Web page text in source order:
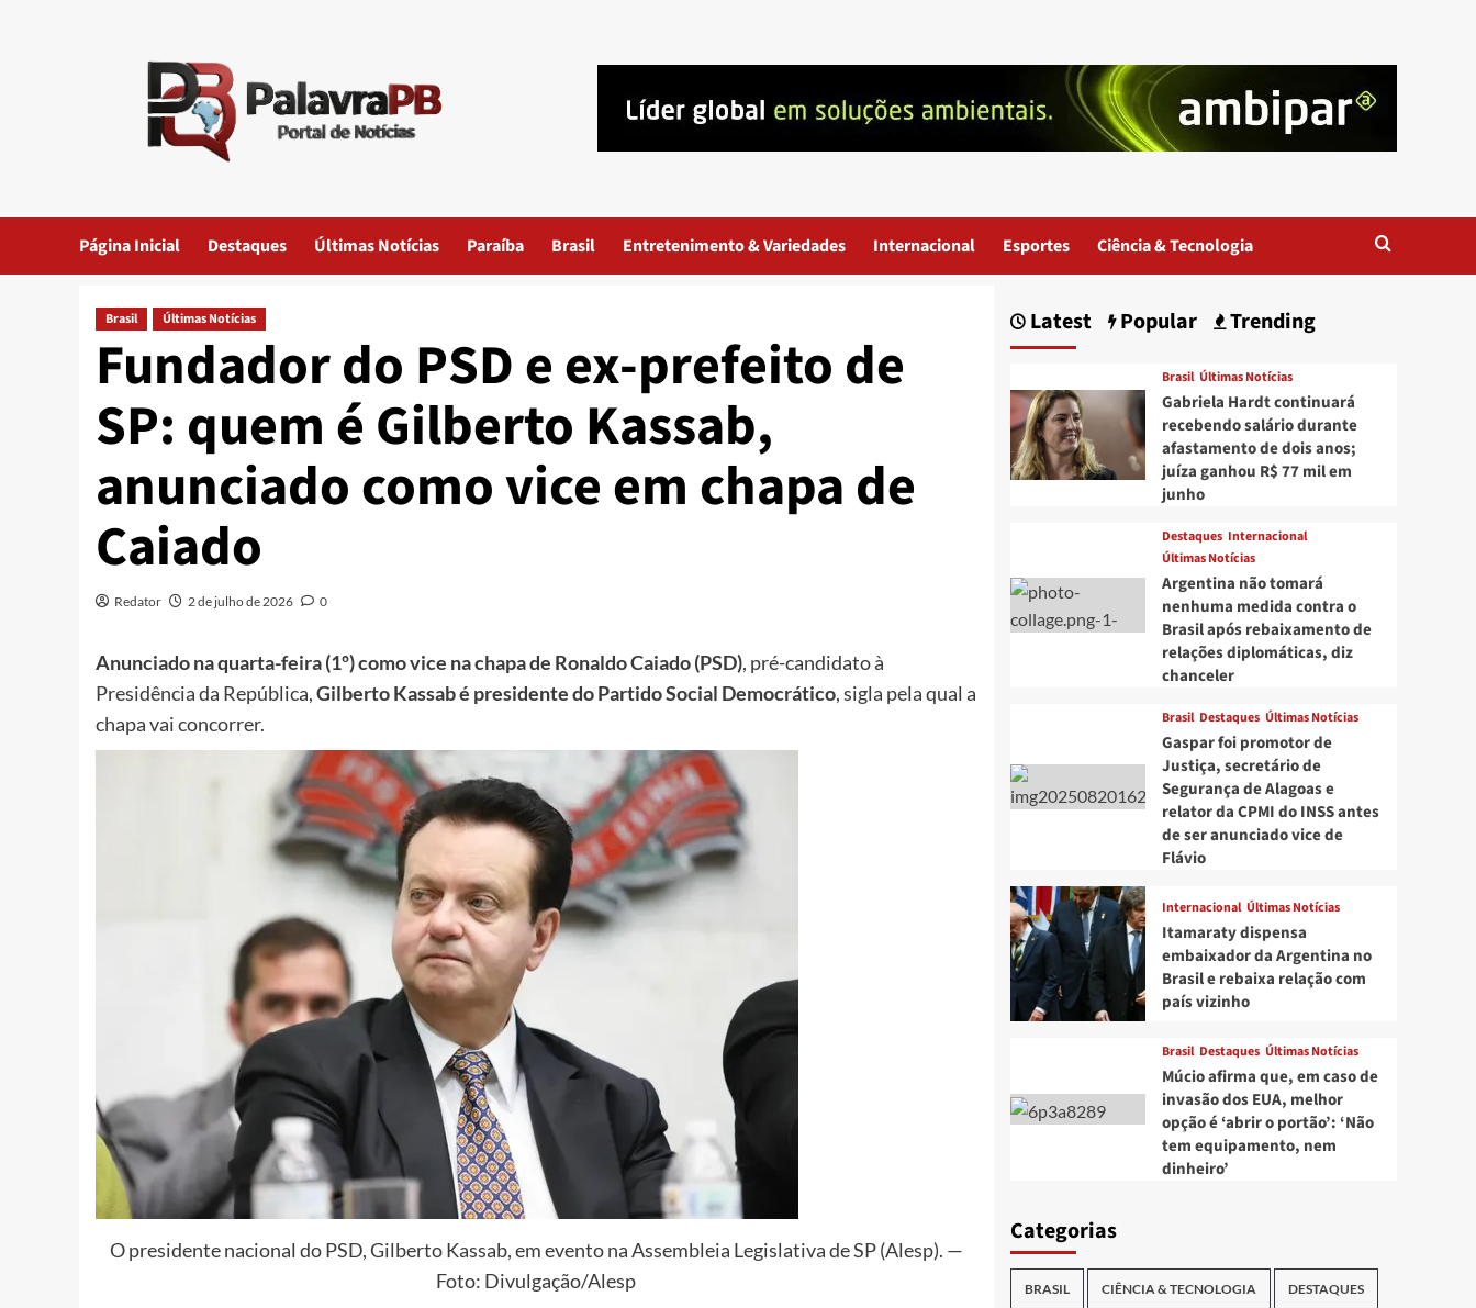
Página Inicial Destaques Últimas Notícias Paraíba Brasil Entretenimento & Variedades Internacional Esportes Ciência & Tecnologia
Brasil Últimas Notícias
Fundador do PSD e ex-prefeito de
SP: quem é Gilberto Kassab,
anunciado como vice em chapa de
Caiado
Redator 2 de julho de 2026 0
Anunciado na quarta-feira (1º) como vice na chapa de Ronaldo Caiado (PSD), pré-candidato à
Presidência da República,Gilberto Kassab é presidente do Partido Social Democrático, sigla pela qual a
chapa vai concorrer.
O presidente nacional do PSD, Gilberto Kassab, em evento na Assembleia Legislativa de SP (Alesp). —
Foto: Divulgação/Alesp
Latest Popular Trending
Brasil Últimas Notícias
Gabriela Hardt continuará
recebendo salário durante
afastamento de dois anos;
juíza ganhou R$ 77 mil em
junho
Destaques Internacional
Últimas Notícias
Argentina não tomará
nenhuma medida contra o
Brasil após rebaixamento de
relações diplomáticas, diz
chanceler
Brasil Destaques Últimas Notícias
Gaspar foi promotor de
Justiça, secretário de
Segurança de Alagoas e
relator da CPMI do INSS antes
de ser anunciado vice de
Flávio
Internacional Últimas Notícias
Itamaraty dispensa
embaixador da Argentina no
Brasil e rebaixa relação com
país vizinho
Brasil Destaques Últimas Notícias
Múcio afirma que, em caso de
invasão dos EUA, melhor
opção é ‘abrir o portão’: ‘Não
tem equipamento, nem
dinheiro’
Categorias
BRASIL CIÊNCIA & TECNOLOGIA DESTAQUES